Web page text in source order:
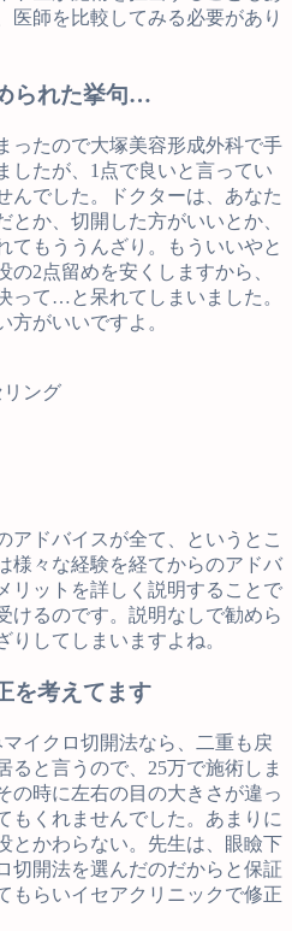
医師を比較してみる必要があり
られた挙句…
ったので大塚美容形成外科で手
したが、1点で良いと言ってい
んでした。ドクターは、あなた
か、切開した方がいいとか、
てもううんざり。もういいやと
2点留めを安くしますから、
って…と呆れてしまいました。
方がいいですよ。
ング
アドバイスが全て、というとこ
様々な経験を経てからのアドバ
リットを詳しく説明することで
けるのです。説明なしで勧めら
りしてしまいますよね。
を考えてます
イクロ切開法なら、二重も戻
ると言うので、25万で施術しま
の時に左右の目の大きさが違っ
もくれませんでした。あまりに
とかわらない。先生は、眼瞼下
切開法を選んだのだからと保証
もらいイセアクリニックで修正